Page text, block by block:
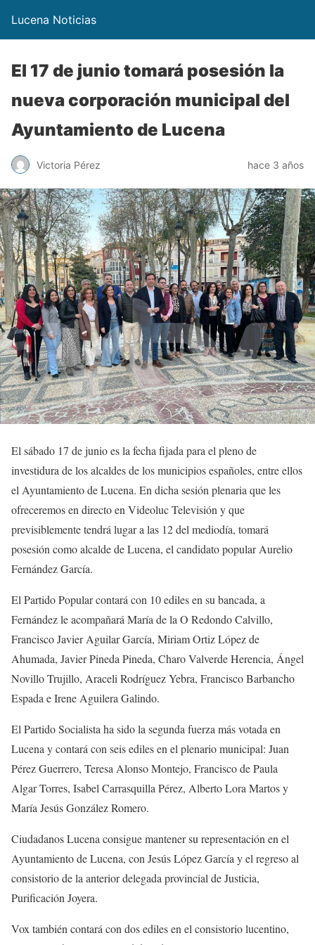
Lucena Noticias
El 17 de junio tomará posesión la
nueva corporación municipal del
Ayuntamiento de Lucena
Victoria Pérez hace 3 años
El sábado 17 de junio es la fecha fijada para el pleno de
investidura de los alcaldes de los municipios españoles, entre ellos
el Ayuntamiento de Lucena. En dicha sesión plenaria que les
ofreceremos en directo en Videoluc Televisión y que
previsiblemente tendrá lugar a las 12 del mediodía, tomará
posesión como alcalde de Lucena, el candidato popular Aurelio
Fernández García.
El Partido Popular contará con 10 ediles en su bancada, a
Fernández le acompañará María de la O Redondo Calvillo,
Francisco Javier Aguilar García, Miriam Ortiz López de
Ahumada, Javier Pineda Pineda, Charo Valverde Herencia, Ángel
Novillo Trujillo, Araceli Rodríguez Yebra, Francisco Barbancho
Espada e Irene Aguilera Galindo.
El Partido Socialista ha sido la segunda fuerza más votada en
Lucena y contará con seis ediles en el plenario municipal: Juan
Pérez Guerrero, Teresa Alonso Montejo, Francisco de Paula
Algar Torres, Isabel Carrasquilla Pérez, Alberto Lora Martos y
María Jesús González Romero.
Ciudadanos Lucena consigue mantener su representación en el
Ayuntamiento de Lucena, con Jesús López García y el regreso al
consistorio de la anterior delegada provincial de Justicia,
Purificación Joyera.
Vox también contará con dos ediles en el consistorio lucentino,